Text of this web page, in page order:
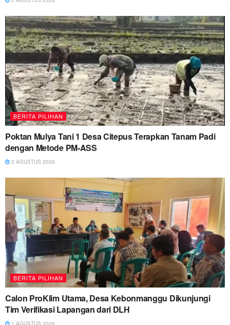
BERITA PILIHAN
Poktan Mulya Tani 1 Desa Citepus Terapkan Tanam Padi
dengan Metode PM-ASS
2 AGUSTUS 2026
BERITA PILIHAN
Calon ProKlim Utama, Desa Kebonmanggu Dikunjungi
Tim Verifikasi Lapangan dari DLH
1 AGUSTUS 2026